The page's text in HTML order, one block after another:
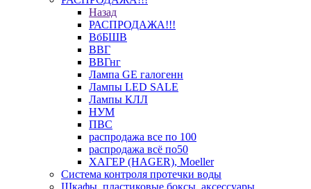
Назад
РАСПРОДАЖА!!!
ВбБШВ
ВВГ
ВВГнг
Лампа GE галогенн
Лампы LED SALE
Лампы КЛЛ
НУМ
ПВС
распродажа все по 100
распродажа всё по50
ХАГЕР (HAGER), Moeller
Система контроля протечки воды